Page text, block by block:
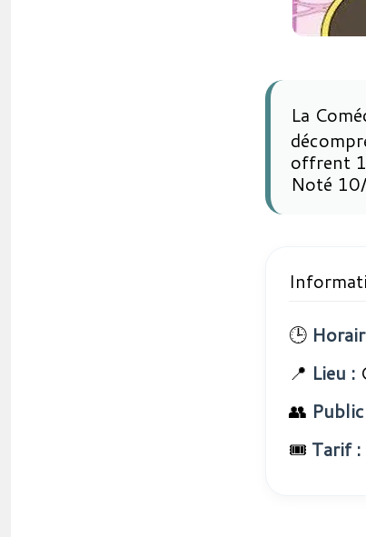
La
offrent
Noté
🕒
📍 Lieu :
👥
🎟️ Tarif :